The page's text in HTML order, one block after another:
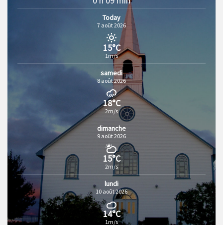
Today
7 août 2026
15°C
1m/s
samedi
8 août 2026
18°C
2m/s
dimanche
9 août 2026
15°C
2m/s
lundi
10 août 2026
14°C
1m/s